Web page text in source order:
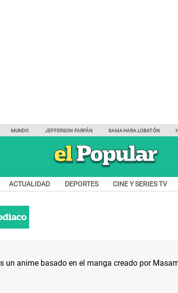
MUNDO JEFFERSON FARFÁN SAMAHARA LOBATÓN
ACTUALIDAD DEPORTES CINE Y SERIES TV
un anime basado en el manga creado por